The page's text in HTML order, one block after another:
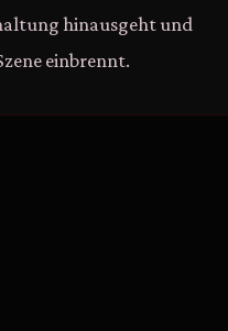
hinausgeht und
einbrennt.